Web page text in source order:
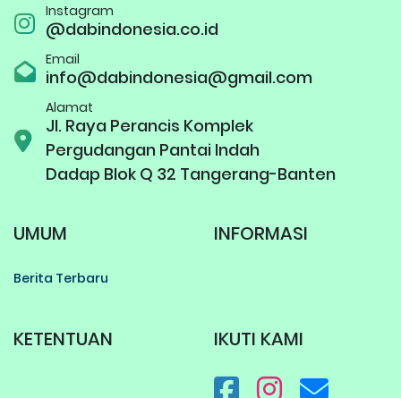
Instagram
@dabindonesia.co.id
Email
info@dabindonesia@gmail.com
Alamat
Jl. Raya Perancis Komplek
Pergudangan Pantai Indah
Dadap Blok Q 32 Tangerang-Banten
UMUM
Berita Terbaru
INFORMASI
KETENTUAN IKUTI KAMI